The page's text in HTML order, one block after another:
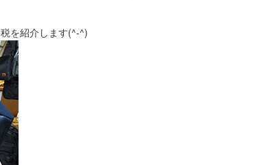
を紹介します(^-^)